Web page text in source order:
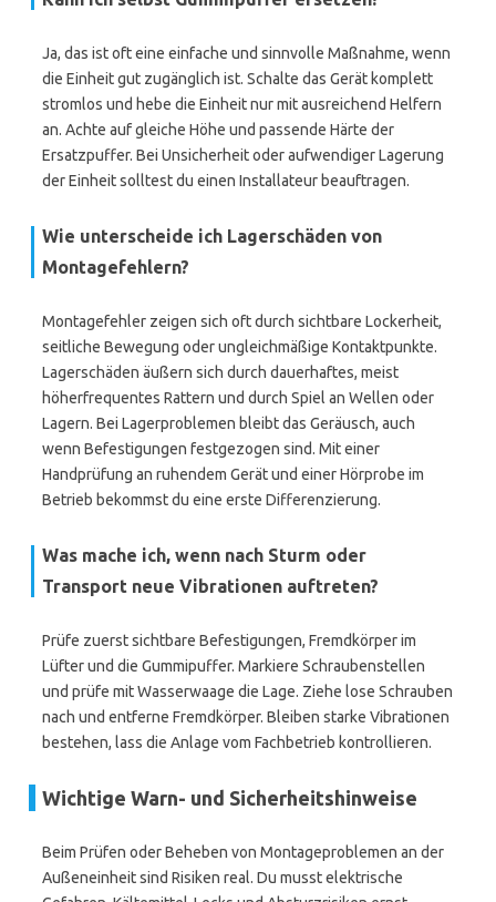
Ja, das ist oft eine einfache und sinnvolle Maßnahme, wenn
die Einheit gut zugänglich ist. Schalte das Gerät komplett
stromlos und hebe die Einheit nur mit ausreichend Helfern
an. Achte auf gleiche Höhe und passende Härte der
Ersatzpuffer. Bei Unsicherheit oder aufwendiger Lagerung
der Einheit solltest du einen Installateur beauftragen.
Wie unterscheide ich Lagerschäden von
Montagefehlern?
Montagefehler zeigen sich oft durch sichtbare Lockerheit,
seitliche Bewegung oder ungleichmäßige Kontaktpunkte.
Lagerschäden äußern sich durch dauerhaftes, meist
höherfrequentes Rattern und durch Spiel an Wellen oder
Lagern. Bei Lagerproblemen bleibt das Geräusch, auch
wenn Befestigungen festgezogen sind. Mit einer
Handprüfung an ruhendem Gerät und einer Hörprobe im
Betrieb bekommst du eine erste Differenzierung.
Was mache ich, wenn nach Sturm oder
Transport neue Vibrationen auftreten?
Prüfe zuerst sichtbare Befestigungen, Fremdkörper im
Lüfter und die Gummipuffer. Markiere Schraubenstellen
und prüfe mit Wasserwaage die Lage. Ziehe lose Schrauben
nach und entferne Fremdkörper. Bleiben starke Vibrationen
bestehen, lass die Anlage vom Fachbetrieb kontrollieren.
Wichtige Warn- und Sicherheitshinweise
Beim Prüfen oder Beheben von Montageproblemen an der
Außeneinheit sind Risiken real. Du musst elektrische